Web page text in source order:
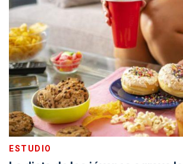
ESTUDIO